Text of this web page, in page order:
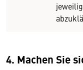
4. Machen Sie